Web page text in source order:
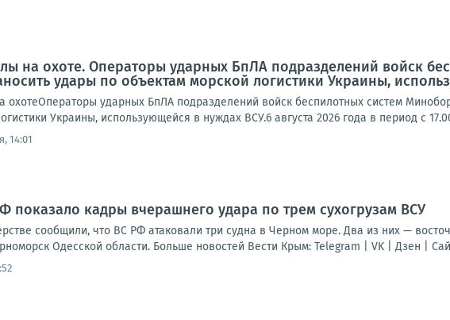
на охоте. Операторы ударных БпЛА подразделений войск
удары по объектам морской логистики Украины,
охотеОператоры ударных БпЛА подразделений войск беспилотных систем
Украины, использующейся в нуждах ВСУ.6 августа 2026 года в период с
14:01
кадры вчерашнего удара по трем сухогрузам ВСУ
сообщили, что ВС РФ атаковали три судна в Черном море. Два из них —
Одесской области. Больше новостей Вести Крым: Telegram | VK | Дзен |